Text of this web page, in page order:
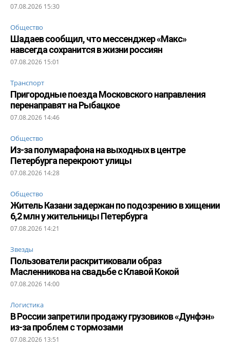
07.08.2026 15:30
Общество
Шадаев сообщил, что мессенджер «Макс»
навсегда сохранится в жизни россиян
07.08.2026 15:01
Транспорт
Пригородные поезда Московского направления
перенаправят на Рыбацкое
07.08.2026 14:46
Общество
Из-за полумарафона на выходных в центре
Петербурга перекроют улицы
07.08.2026 14:28
Общество
Житель Казани задержан по подозрению в хищении
6,2 млн у жительницы Петербурга
07.08.2026 14:21
Звезды
Пользователи раскритиковали образ
Масленникова на свадьбе с Клавой Кокой
07.08.2026 14:00
Логистика
В России запретили продажу грузовиков «Дунфэн»
из-за проблем с тормозами
07.08.2026 13:51